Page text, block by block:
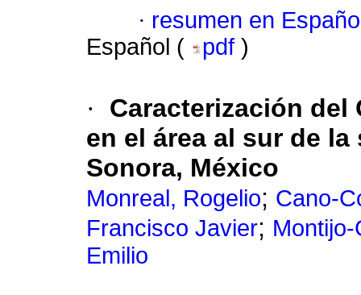
· resumen en
Español (
pdf )
·
Caracterización del
en el área al sur de
Sonora, México
Monreal, Rogelio; Cano-
Francisco Javier;
Emilio